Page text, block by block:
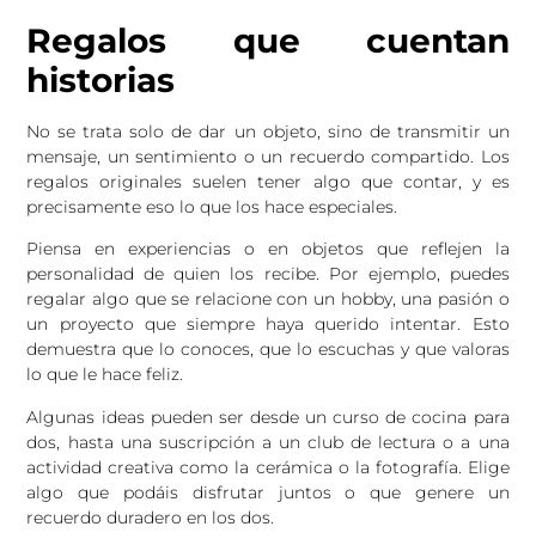
Regalos que cuentan
historias
No se trata solo de dar un objeto, sino de transmitir un
mensaje, un sentimiento o un recuerdo compartido. Los
regalos originales suelen tener algo que contar, y es
precisamente eso lo que los hace especiales.
Piensa en experiencias o en objetos que reflejen la
personalidad de quien los recibe. Por ejemplo, puedes
regalar algo que se relacione con un hobby, una pasión o
un proyecto que siempre haya querido intentar. Esto
demuestra que lo conoces, que lo escuchas y que valoras
lo que le hace feliz.
Algunas ideas pueden ser desde un curso de cocina para
dos, hasta una suscripción a un club de lectura o a una
actividad creativa como la cerámica o la fotografía. Elige
algo que podáis disfrutar juntos o que genere un
recuerdo duradero en los dos.